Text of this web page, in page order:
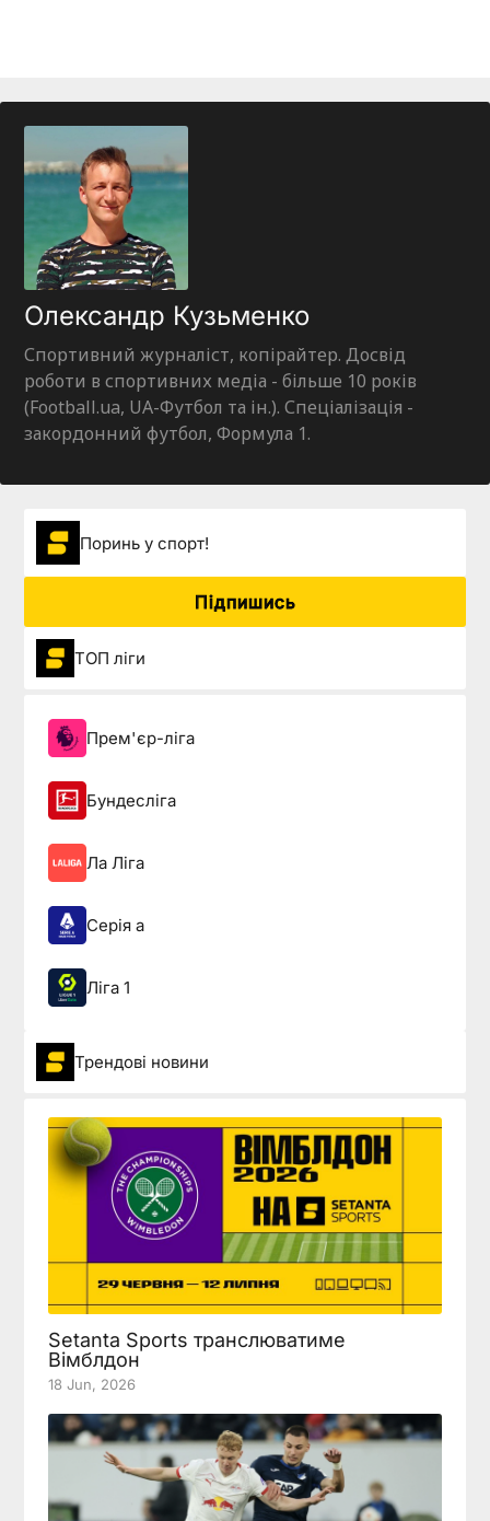
Олександр Кузьменко
Спортивний журналіст, копірайтер. Досвід
роботи в спортивних медіа - більше 10 років
(Football.ua, UA-Футбол та ін.). Спеціалізація -
закордонний футбол, Формула 1.
Поринь у спорт!
Підпишись
ТОП ліги
Прем'єр-ліга
Бундесліга
Ла Ліга
Серія а
Ліга 1
Трендові новини
Setanta Sports транслюватиме
Вімблдон
18 Jun, 2026